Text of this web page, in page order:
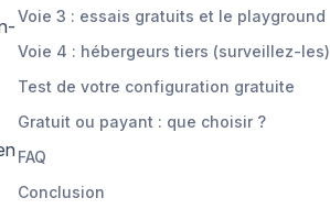
Voie 3 : essais gratuits et le playground
Voie 4 : hébergeurs tiers (surveillez-les)
Test de votre configuration gratuite
Gratuit ou payant : que choisir ?
FAQ
Conclusion